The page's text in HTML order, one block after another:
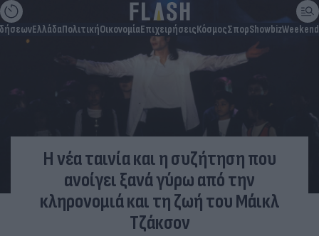
ΕλλάδαΠολιτικήΟικονομίαΕπιχειρήσειςΚόσμοςΣπορShowbizWeekend
Η νέα ταινία και η συζήτηση που
ανοίγει ξανά γύρω από την
κληρονομιά και τη ζωή του Μάικλ
Τζάκσον